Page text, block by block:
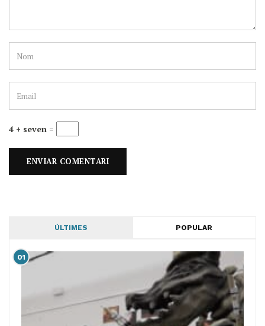
4 + seven =
ÚLTIMES POPULAR
01